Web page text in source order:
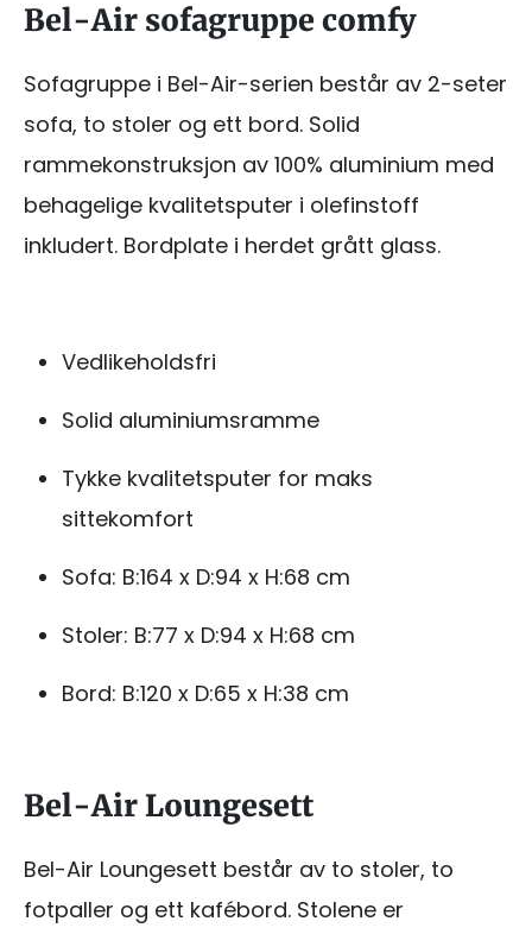
Bel-Air sofagruppe comfy
Sofagruppe i Bel-Air-serien består av 2-seter
sofa, to stoler og ett bord. Solid
rammekonstruksjon av 100% aluminium med
behagelige kvalitetsputer i olefinstoff
inkludert. Bordplate i herdet grått glass.
Vedlikeholdsfri
Solid aluminiumsramme
Tykke kvalitetsputer for maks
sittekomfort
Sofa: B:164 x D:94 x H:68 cm
Stoler: B:77 x D:94 x H:68 cm
Bord: B:120 x D:65 x H:38 cm
Bel-Air Loungesett
Bel-Air Loungesett består av to stoler, to
fotpaller og ett kafébord. Stolene er